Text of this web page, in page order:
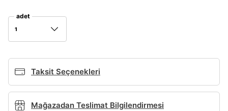
adet
1
Taksit Seçenekleri
Mağazadan Teslimat Bilgilendirmesi
BEDEN TABLOSU
Telefon Numarası*